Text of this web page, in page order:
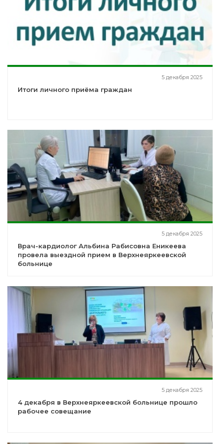
5 декабря 2025
Итоги личного приёма граждан
5 декабря 2025
Врач-кардиолог Альбина Рабисовна Еникеева
провела выездной прием в Верхнеяркеевской
больнице
5 декабря 2025
4 декабря в Верхнеяркеевской больнице прошло
рабочее совещание